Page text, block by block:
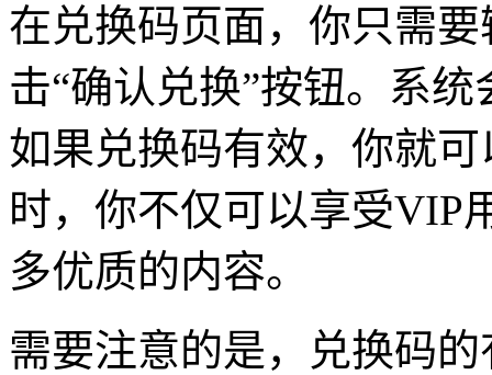
在兑换码页面，你只需
击“确认兑换”按钮。系
如果兑换码有效，你就
时，你不仅可以享受VIP
多优质的内容。
需要注意的是，兑换码